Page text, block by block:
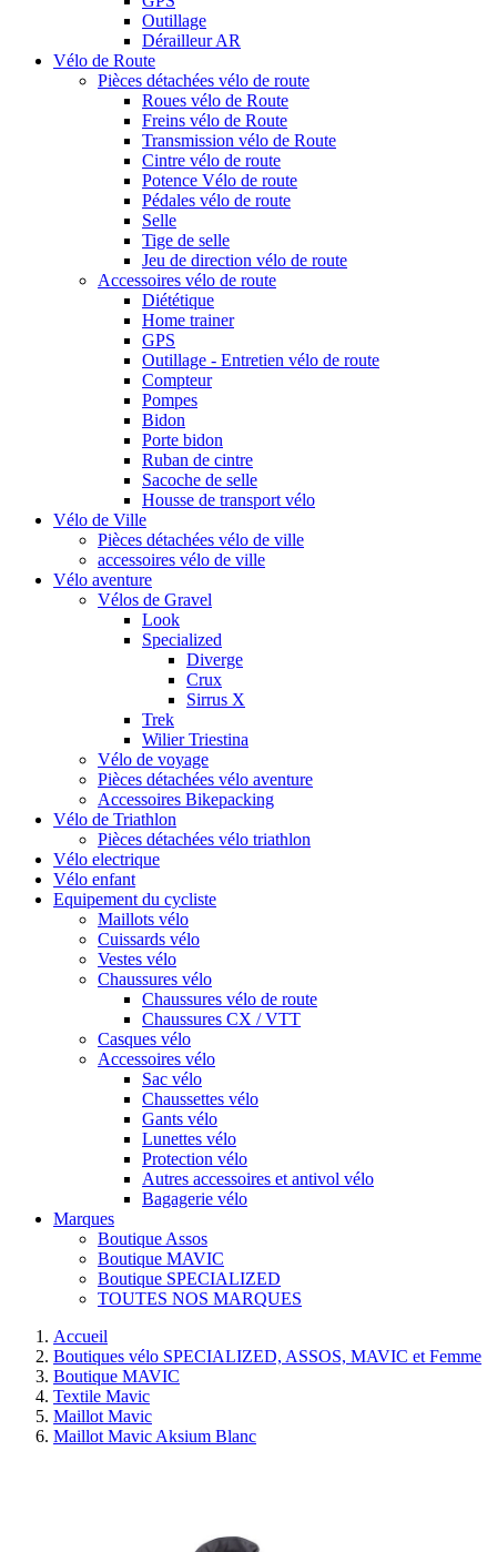
Outillage
Dérailleur AR
Vélo de Route
Pièces détachées vélo de route
Roues vélo de Route
Freins vélo de Route
Transmission vélo de Route
Cintre vélo de route
Potence Vélo de route
Pédales vélo de route
Selle
Tige de selle
Jeu de direction vélo de route
Accessoires vélo de route
Diététique
Home trainer
GPS
Outillage - Entretien vélo de route
Compteur
Pompes
Bidon
Porte bidon
Ruban de cintre
Sacoche de selle
Housse de transport vélo
Vélo de Ville
Pièces détachées vélo de ville
accessoires vélo de ville
Vélo aventure
Vélos de Gravel
Look
Specialized
Diverge
Crux
Sirrus X
Trek
Wilier Triestina
Vélo de voyage
Pièces détachées vélo aventure
Accessoires Bikepacking
Vélo de Triathlon
Pièces détachées vélo triathlon
Vélo electrique
Vélo enfant
Equipement du cycliste
Maillots vélo
Cuissards vélo
Vestes vélo
Chaussures vélo
Chaussures vélo de route
Chaussures CX / VTT
Casques vélo
Accessoires vélo
Sac vélo
Chaussettes vélo
Gants vélo
Lunettes vélo
Protection vélo
Autres accessoires et antivol vélo
Bagagerie vélo
Marques
Boutique Assos
Boutique MAVIC
Boutique SPECIALIZED
TOUTES NOS MARQUES
Accueil
Boutiques vélo SPECIALIZED, ASSOS, MAVIC et Femme
Boutique MAVIC
Textile Mavic
Maillot Mavic
Maillot Mavic Aksium Blanc